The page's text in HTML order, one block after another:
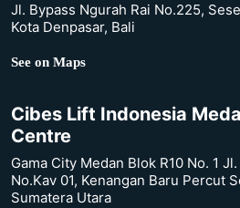
Jl. Bypass Ngurah Rai No.225,
Kota Denpasar, Bali
See on Maps
Cibes Lift Indonesia
Centre
Gama City Medan Blok R10 No. 1
No.Kav 01, Kenangan Baru Percut
Sumatera Utara